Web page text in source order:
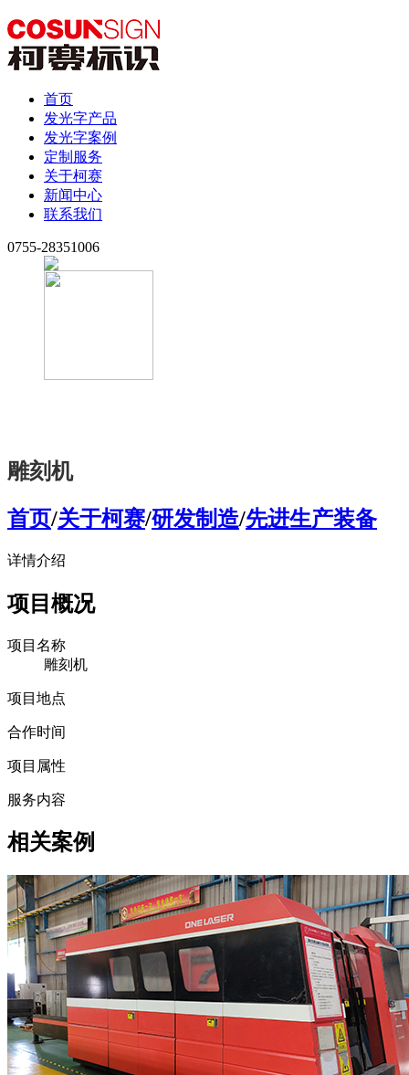
首页
发光字产品
发光字案例
定制服务
关于柯赛
新闻中心
联系我们
0755-28351006
雕刻机
首页/关于柯赛/研发制造/先进生产装备
详情介绍
项目概况
项目名称
雕刻机
项目地点
合作时间
项目属性
服务内容
相关案例